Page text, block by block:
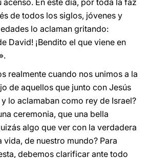
En este día, por toda la faz
de todos los siglos, jóvenes y
lo aclaman gritando:
David! ¡Bendito el que viene en
realmente cuando nos unimos a la
de aquellos que junto con Jesús
lo aclamaban como rey de Israel?
ceremonia, que una bella
algo que ver con la verdadera
vida, de nuestro mundo? Para
debemos clarificar ante todo